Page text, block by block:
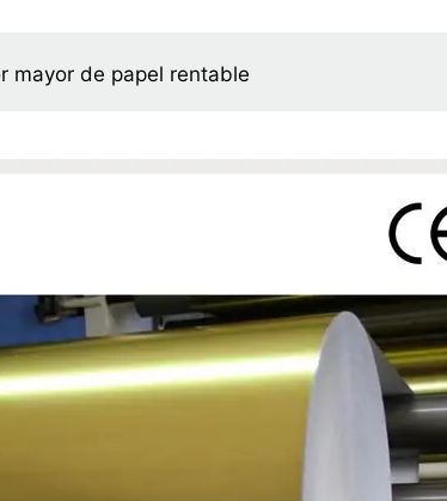
mayor de papel rentable